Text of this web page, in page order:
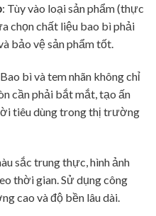
: Tùy vào loại sản phẩm (thực
chọn chất liệu bao bì phải
bảo vệ sản phẩm tốt.
bì và tem nhãn không chỉ
cần phải bắt mắt, tạo ấn
tiêu dùng trong thị trường
sắc trung thực, hình ảnh
thời gian. Sử dụng công
cao và độ bền lâu dài.